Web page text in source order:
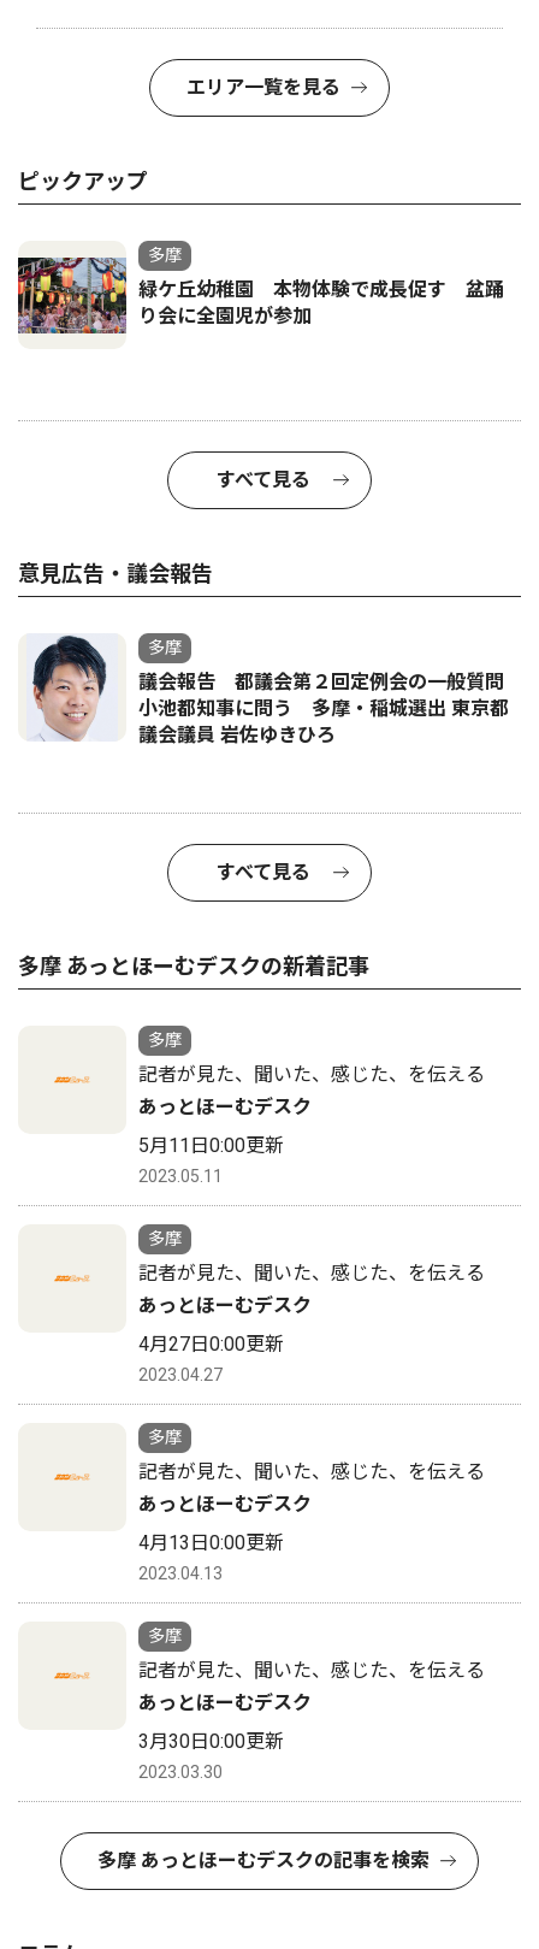
エリア一覧を見る
ピックアップ
多摩
緑ケ丘幼稚園 本物体験で成長促す 盆踊
り会に全園児が参加
すべて見る
意見広告・議会報告
多摩
議会報告 都議会第２回定例会の一般質問
小池都知事に問う 多摩・稲城選出 東京都
議会議員 岩佐ゆきひろ
すべて見る
多摩 あっとほーむデスクの新着記事
多摩
記者が見た、聞いた、感じた、を伝える
あっとほーむデスク
5月11日0:00更新
2023.05.11
多摩
記者が見た、聞いた、感じた、を伝える
あっとほーむデスク
4月27日0:00更新
2023.04.27
多摩
記者が見た、聞いた、感じた、を伝える
あっとほーむデスク
4月13日0:00更新
2023.04.13
多摩
記者が見た、聞いた、感じた、を伝える
あっとほーむデスク
3月30日0:00更新
2023.03.30
多摩 あっとほーむデスクの記事を検索